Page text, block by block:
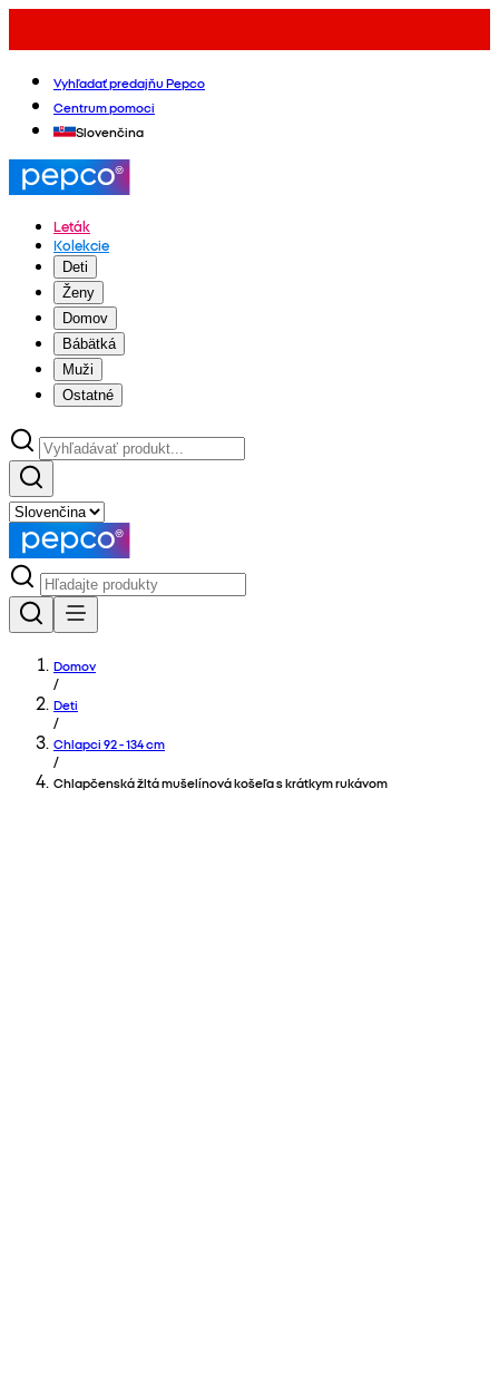
Vyhľadať predajňu Pepco
Centrum pomoci
Slovenčina
Leták
Kolekcie
Deti
Ženy
Domov
Bábätká
Muži
Ostatné
Domov
/
Deti
/
Chlapci 92 - 134 cm
/
Chlapčenská žltá mušelínová košeľa s krátkym rukávom